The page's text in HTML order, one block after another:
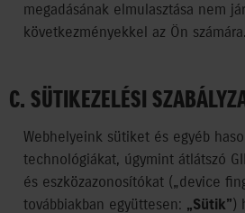
megadásának elmulasztása nem
következményekkel az Ön számára.
C. SÜTIKEZELÉSI
Webhelyeink sütiket és egyéb
technológiákat, úgymint átlátszó
és eszközazonosítókat („device
továbbiakban együttesen: „Sütik”)